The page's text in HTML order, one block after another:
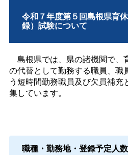
令和７年度第５回島根県育
録）試験について
島根県では、県の諸機関で、
の代替として勤務する職員、職
う短時間勤務職員及び欠員補充
集しています。
職種・勤務地・登録予定人数